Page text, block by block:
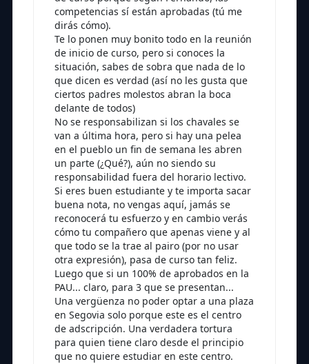
competencias sí están aprobadas (tú me
dirás cómo).
Te lo ponen muy bonito todo en la reunión
de inicio de curso, pero si conoces la
situación, sabes de sobra que nada de lo
que dicen es verdad (así no les gusta que
ciertos padres molestos abran la boca
delante de todos)
No se responsabilizan si los chavales se
van a última hora, pero si hay una pelea
en el pueblo un fin de semana les abren
un parte (¿Qué?), aún no siendo su
responsabilidad fuera del horario lectivo.
Si eres buen estudiante y te importa sacar
buena nota, no vengas aquí, jamás se
reconocerá tu esfuerzo y en cambio verás
cómo tu compañero que apenas viene y al
que todo se la trae al pairo (por no usar
otra expresión), pasa de curso tan feliz.
Luego que si un 100% de aprobados en la
PAU... claro, para 3 que se presentan...
Una vergüenza no poder optar a una plaza
en Segovia solo porque este es el centro
de adscripción. Una verdadera tortura
para quien tiene claro desde el principio
que no quiere estudiar en este centro.